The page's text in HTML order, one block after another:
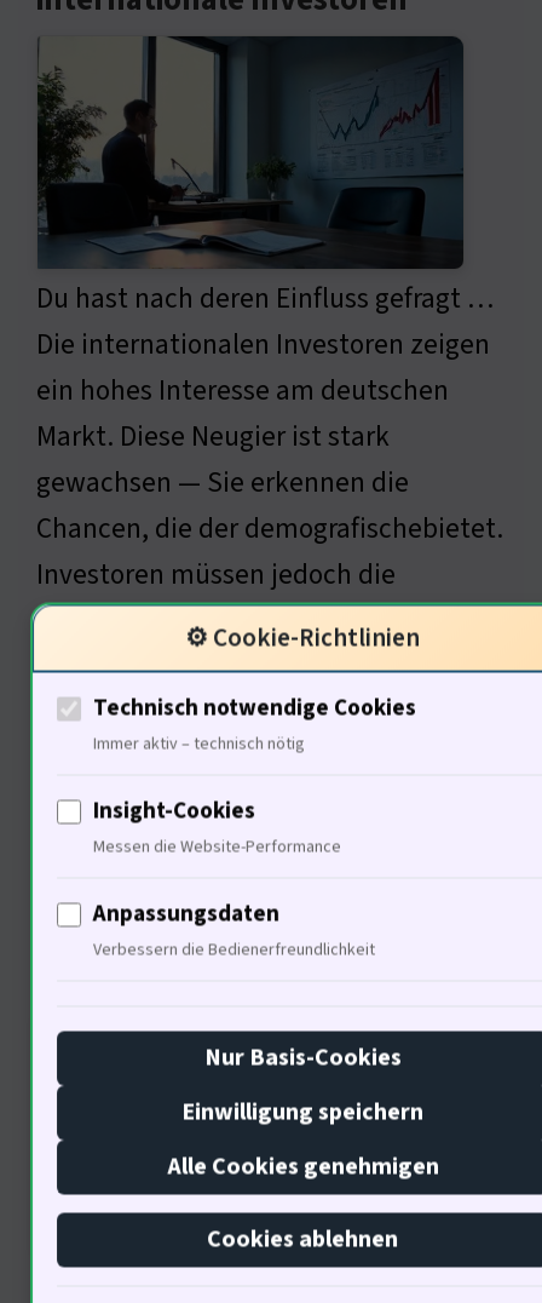
Du hast nach deren Einfluss gefragt …
Die internationalen Investoren zeigen
ein hohes Interesse am deutschen
Markt. Diese Neugier ist stark
gewachsen — Sie erkennen die
Chancen, die der demografischebietet.
Investoren müssen jedoch die
Komplexität des Marktes verstehen.
Der Zugang zu lokalen Netzwerken ist
entscheidend. Welche Strategien
können Investoren nutzen, um
erfolgreich zu sein?
Die Rolle der Politik im
Die Politik hat eine Mitverantwortung
⚙️ Cookie-Richtlinien
Technisch notwendige Cookies
Immer aktiv – technisch nötig
Insight-Cookies
Messen die Website-Performance
Anpassungsdaten
Verbessern die Bedienerfreundlichkeit
Nur Basis-Cookies
Einwilligung speichern
Alle Cookies genehmigen
Cookies ablehnen